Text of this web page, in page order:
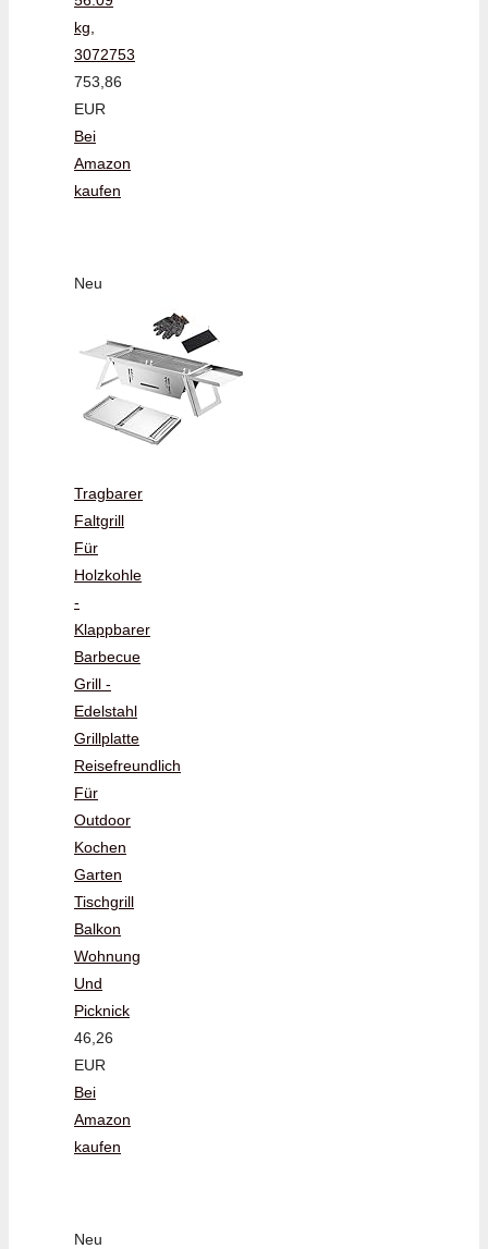
kg,
3072753
753,86
EUR
Bei
Amazon
kaufen
Neu
Tragbarer
Faltgrill
Für
Holzkohle
-
Klappbarer
Barbecue
Grill -
Edelstahl
Grillplatte
Reisefreundlich
Für
Outdoor
Kochen
Garten
Tischgrill
Balkon
Wohnung
Und
Picknick
46,26
EUR
Bei
Amazon
kaufen
Neu